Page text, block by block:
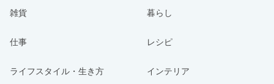
雑貨 暮らし
仕事 レシピ
ライフスタイル・生き方 インテリア